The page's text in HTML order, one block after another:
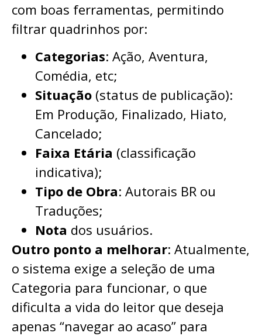
com boas ferramentas, permitindo
filtrar quadrinhos por:
Categorias: Ação, Aventura,
Comédia, etc;
Situação (status de publicação):
Em Produção, Finalizado, Hiato,
Cancelado;
Faixa Etária (classificação
indicativa);
Tipo de Obra: Autorais BR ou
Traduções;
Nota dos usuários.
Outro ponto a melhorar: Atualmente,
o sistema exige a seleção de uma
Categoria para funcionar, o que
dificulta a vida do leitor que deseja
apenas “navegar ao acaso” para